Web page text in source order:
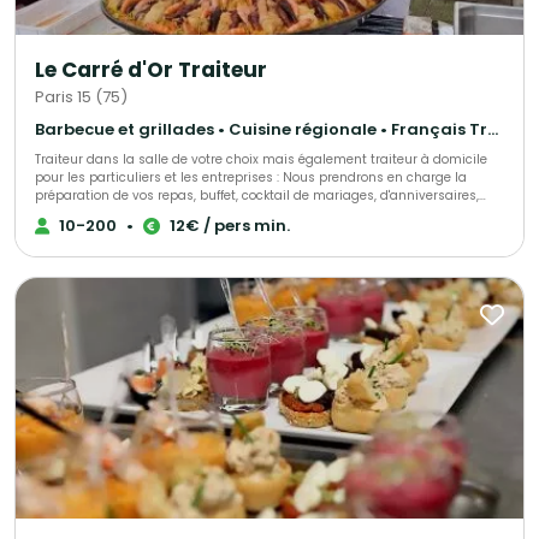
Le Carré d'Or Traiteur
Paris 15 (75)
Barbecue et grillades • Cuisine régionale • Français Traditionnel
Traiteur dans la salle de votre choix mais également traiteur à domicile
pour les particuliers et les entreprises : Nous prendrons en charge la
préparation de vos repas, buffet, cocktail de mariages, d'anniversaires,
d'entrepises, ou simplement une livraison de votre met à domicile, sur
votre lieu de travail ou de votre choix. Nous sélectionnons nos produits
Notre cuisine authentique vous régalera et surprendra les plus fin
gourmet. N'hésitez pas à faire appel à nos services ! Spécialistes de
demandes de dernières minutes, nous saurons assurer votre événement
tel que : anniversaire surprise, deuil, fête de naissance et autres.
10-200 • 12€ / pers min.